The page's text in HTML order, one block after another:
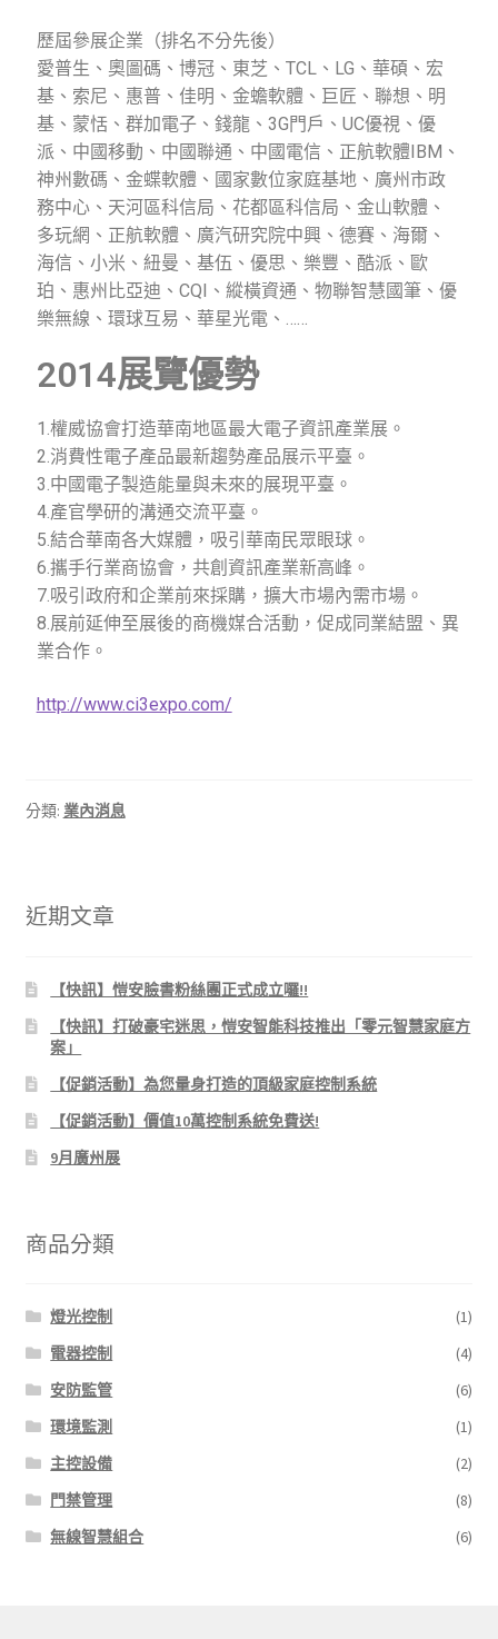
歷屆參展企業（排名不分先後）
愛普生、奧圖碼、博冠、東芝、TCL、LG、華碩、宏
基、索尼、惠普、佳明、金蟾軟體、巨匠、聯想、明
基、蒙恬、群加電子、錢龍、3G門戶、UC優視、優
派、中國移動、中國聯通、中國電信、正航軟體IBM、
神州數碼、金蝶軟體、國家數位家庭基地、廣州市政
務中心、天河區科信局、花都區科信局、金山軟體、
多玩網、正航軟體、廣汽研究院中興、德賽、海爾、
海信、小米、紐曼、基伍、優思、樂豐、酷派、歐
珀、惠州比亞迪、CQI、縱橫資通、物聯智慧國筆、優
樂無線、環球互易、華星光電、……
2014展覽優勢
1.權威協會打造華南地區最大電子資訊產業展。
2.消費性電子產品最新趨勢產品展示平臺。
3.中國電子製造能量與未來的展現平臺。
4.產官學研的溝通交流平臺。
5.結合華南各大媒體，吸引華南民眾眼球。
6.攜手行業商協會，共創資訊產業新高峰。
7.吸引政府和企業前來採購，擴大市場內需市場。
8.展前延伸至展後的商機媒合活動，促成同業結盟、異
業合作。
http://www.ci3expo.com/
分類: 業內消息
近期文章
【快訊】愷安臉書粉絲團正式成立囉!!
【快訊】打破豪宅迷思，愷安智能科技推出「零元智慧家庭方
案」
【促銷活動】為您量身打造的頂級家庭控制系統
【促銷活動】價值10萬控制系統免費送!
9月廣州展
商品分類
燈光控制
(1)
電器控制
(4)
安防監管
(6)
環境監測
(1)
主控設備
(2)
門禁管理
(8)
無線智慧組合
(6)